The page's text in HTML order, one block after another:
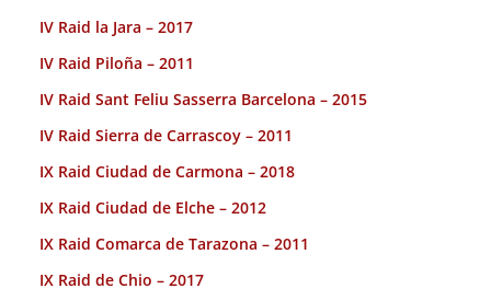
IV Raid la Jara – 2017
IV Raid Piloña – 2011
IV Raid Sant Feliu Sasserra Barcelona – 2015
IV Raid Sierra de Carrascoy – 2011
IX Raid Ciudad de Carmona – 2018
IX Raid Ciudad de Elche – 2012
IX Raid Comarca de Tarazona – 2011
IX Raid de Chio – 2017